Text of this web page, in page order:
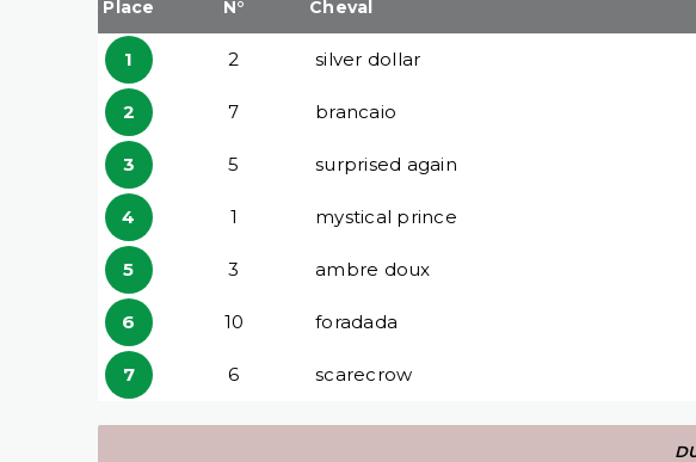
Place N° Cheval
1 2 silver dollar
2 7 brancaio
3 5 surprised again
4 1 mystical prince
5 3 ambre doux
6 10 foradada
7 6 scarecrow